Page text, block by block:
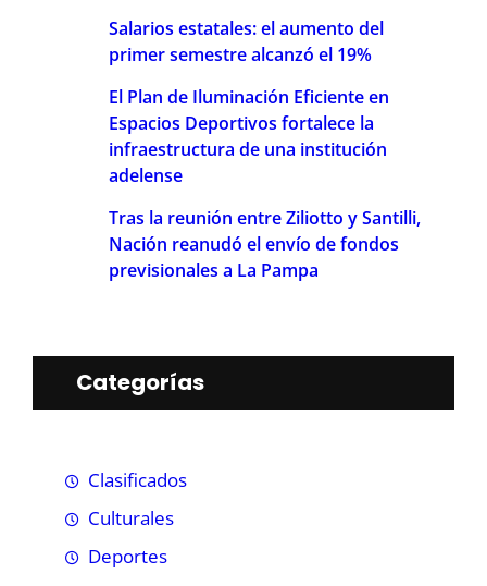
Salarios estatales: el aumento del
primer semestre alcanzó el 19%
El Plan de Iluminación Eficiente en
Espacios Deportivos fortalece la
infraestructura de una institución
adelense
Tras la reunión entre Ziliotto y Santilli,
Nación reanudó el envío de fondos
previsionales a La Pampa
Categorías
Clasificados
Culturales
Deportes